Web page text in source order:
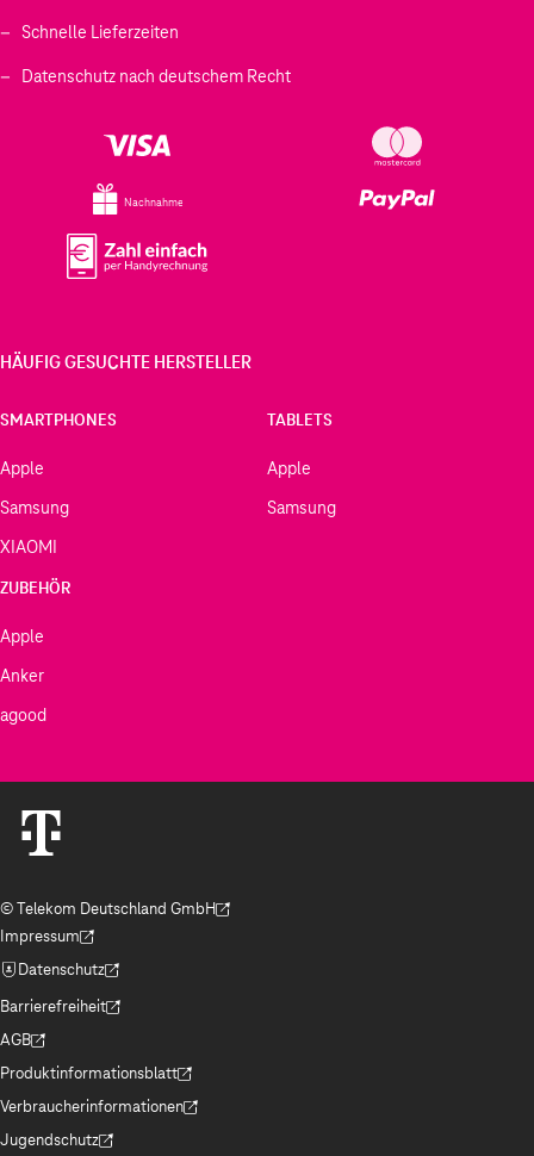
Schnelle Lieferzeiten
Datenschutz nach deutschem Recht
Nachnahme
HÄUFIG GESUCHTE HERSTELLER
SMARTPHONES
Apple
Samsung
XIAOMI
TABLETS
Apple
Samsung
ZUBEHÖR
Apple
Anker
agood
© Telekom Deutschland GmbH
(Der Link wird in einem neuen Tab geöffnet)
Impressum
(Der Link wird in einem neuen Tab geöffnet)
Datenschutz
(Der Link wird in einem neuen Tab geöffnet)
Barrierefreiheit
(Der Link wird in einem neuen Tab geöffnet)
AGB
(Der Link wird in einem neuen Tab geöffnet)
Produktinformationsblatt
(Der Link wird in einem neuen Tab geöffnet)
Verbraucherinformationen
(Der Link wird in einem neuen Tab geöffnet)
Jugendschutz
(Der Link wird in einem neuen Tab geöffnet)